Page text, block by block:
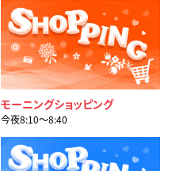
モーニングショッピング
今夜8:10〜8:40